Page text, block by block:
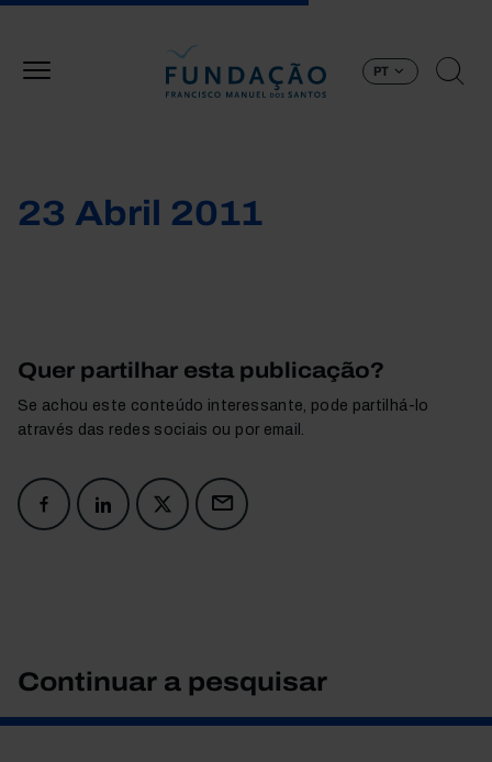
PT
23 Abril 2011
Quer partilhar esta publicação?
Se achou este conteúdo interessante, pode partilhá-lo
através das redes sociais ou por email.
Continuar a pesquisar